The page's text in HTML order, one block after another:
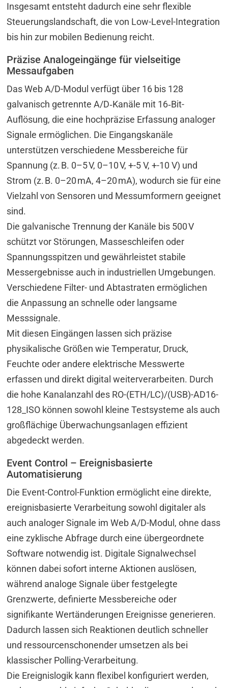
Insgesamt entsteht dadurch eine sehr flexible
Steuerungslandschaft, die von Low-Level-Integration
bis hin zur mobilen Bedienung reicht.
Präzise Analogeingänge für vielseitige
Messaufgaben
Das Web A/D-Modul verfügt über 16 bis 128
galvanisch getrennte A/D‑Kanäle mit 16‑Bit-
Auflösung, die eine hochpräzise Erfassung analoger
Signale ermöglichen. Die Eingangskanäle
unterstützen verschiedene Messbereiche für
Spannung (z. B. 0–5 V, 0–10 V, +-5 V, +-10 V) und
Strom (z. B. 0–20 mA, 4–20 mA), wodurch sie für eine
Vielzahl von Sensoren und Messumformern geeignet
sind.
Die galvanische Trennung der Kanäle bis 500 V
schützt vor Störungen, Masseschleifen oder
Spannungsspitzen und gewährleistet stabile
Messergebnisse auch in industriellen Umgebungen.
Verschiedene Filter- und Abtastraten ermöglichen
die Anpassung an schnelle oder langsame
Messsignale.
Mit diesen Eingängen lassen sich präzise
physikalische Größen wie Temperatur, Druck,
Feuchte oder andere elektrische Messwerte
erfassen und direkt digital weiterverarbeiten. Durch
die hohe Kanalanzahl des RO-(ETH/LC)/(USB)-AD16-
128_ISO können sowohl kleine Testsysteme als auch
großflächige Überwachungsanlagen effizient
abgedeckt werden.
Event Control – Ereignisbasierte
Automatisierung
Die Event-Control-Funktion ermöglicht eine direkte,
ereignisbasierte Verarbeitung sowohl digitaler als
auch analoger Signale im Web A/D-Modul, ohne dass
eine zyklische Abfrage durch eine übergeordnete
Software notwendig ist. Digitale Signalwechsel
können dabei sofort interne Aktionen auslösen,
während analoge Signale über festgelegte
Grenzwerte, definierte Messbereiche oder
signifikante Wertänderungen Ereignisse generieren.
Dadurch lassen sich Reaktionen deutlich schneller
und ressourcenschonender umsetzen als bei
klassischer Polling-Verarbeitung.
Die Ereignislogik kann flexibel konfiguriert werden,